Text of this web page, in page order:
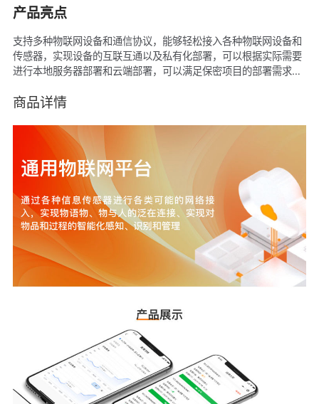
产品亮点
支持多种物联网设备和通信协议，能够轻松接入各种物联网设备和
传感器，实现设备的互联互通以及私有化部署，可以根据实际需要
进行本地服务器部署和云端部署，可以满足保密项目的部署需求，
持二次开发，帮助企业快速建立设备物联网管理系统，提高企业安
商品详情